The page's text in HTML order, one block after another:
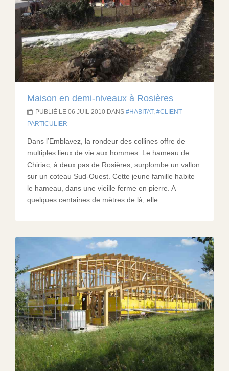
Maison en demi-niveaux à Rosières
PUBLIÉ LE 06 JUIL 2010 DANS HABITAT ,
CLIENT
PARTICULIER
Dans l’Emblavez, la rondeur des collines offre de
multiples lieux de vie aux hommes. Le hameau de
Chiriac, à deux pas de Rosières, surplombe un vallon
sur un coteau Sud-Ouest. Cette jeune famille habite
le hameau, dans une vieille ferme en pierre. A
quelques centaines de mètres de là, elle...